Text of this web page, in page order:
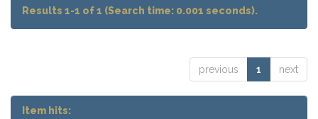
Results 1-1 of 1 (Search time: 0.001 seconds).
previous 1 next
Item hits: